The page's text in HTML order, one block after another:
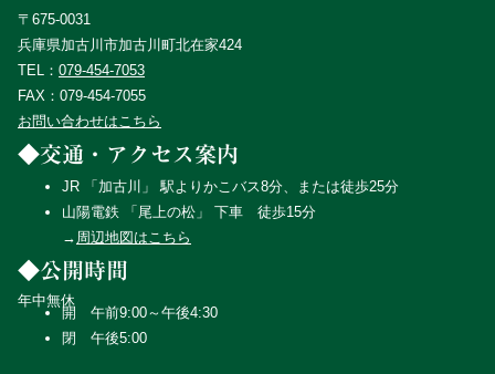
〒675-0031
兵庫県加古川市加古川町北在家424
TEL： 079-454-7053
FAX：079-454-7055
お問い合わせはこちら
◆交通・アクセス案内
JR 「加古川」 駅よりかこバス8分、または徒歩25分
山陽電鉄 「尾上の松」 下車 徒歩15分
→ 周辺地図はこちら
◆公開時間
年中無休
開 午前9:00～午後4:30
閉 午後5:00